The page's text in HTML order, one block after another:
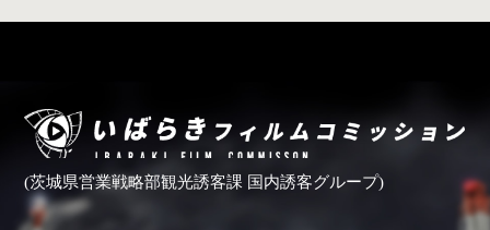
(茨城県営業戦略部観光誘客課 国内誘客グループ)